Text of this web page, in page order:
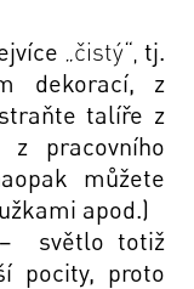
„čistý“, tj.
dekorací, z
talíře z
z pracovního
můžete
apod.)
světlo totiž
pocity, proto